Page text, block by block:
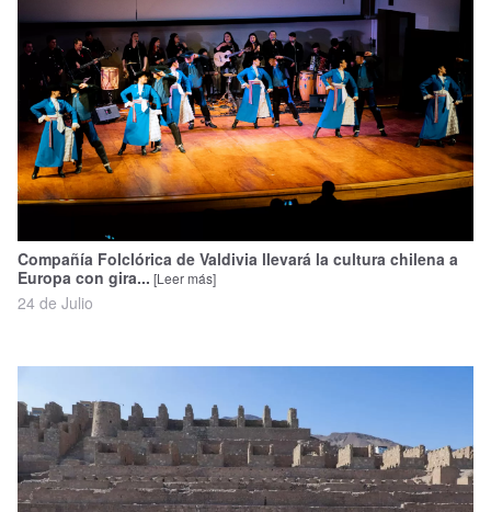
Compañía Folclórica de Valdivia llevará la cultura chilena a
Europa con gira... [Leer más]
24 de Julio